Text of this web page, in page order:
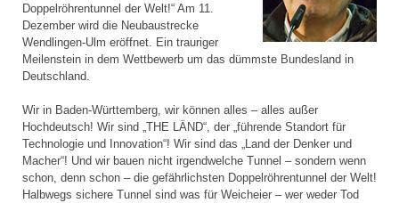
Doppelröhrentunnel der Welt!“ Am 11.
Dezember wird die Neubaustrecke
Wendlingen-Ulm eröffnet. Ein trauriger
Meilenstein in dem Wettbewerb um das dümmste Bundesland in
Deutschland.
Wir in Baden-Württemberg, wir können alles – alles außer
Hochdeutsch! Wir sind „THE LÄND“, der „führende Standort für
Technologie und Innovation“! Wir sind das „Land der Denker und
Macher“! Und wir bauen nicht irgendwelche Tunnel – sondern wenn
schon, denn schon – die gefährlichsten Doppelröhrentunnel der Welt!
Halbwegs sichere Tunnel sind was für Weicheier – wer weder Tod